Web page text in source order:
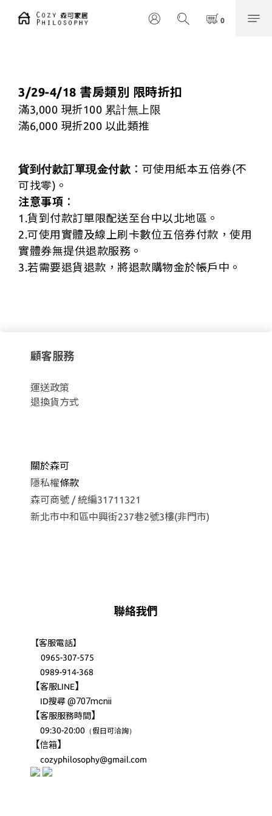
3/29-4/18 書房類別 限時折扣
滿3,000 現折100 累計無上限
滿6,000 現折200 以此類推
貨到付款訂單現金付款 ：可使用紙本五倍券(不
可找零)。
注意事項 ：
1.貨到付款訂單限配送至台中以北地區。
2.可使用實體及線上刷卡數位五倍券付款，使用
實體券無提供退款服務。
3.若需要退貨退款，將退款購物金於帳戶中。
顧客服務
運送政策
退換貨方式
關於森可
隱私權條款
森可商號 / 統編31711321
新北市中和區中興街237巷2號3樓(非門市)
聯絡我們
【客服電話】
0965-307-575
0989-914-368
【客服LINE】
ID搜尋@707mcnii
【客服服務時間 】
09:30-20:00 （假日可洽詢）
【信箱】
cozyphilosophy@gmail.com